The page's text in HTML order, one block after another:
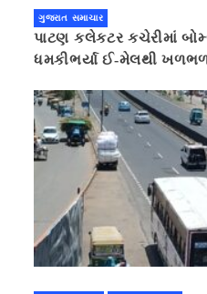
ગુજરાત સમાચાર
પાટણ કલેકટર કચેરીમાં
ધમકીભર્યા ઈ-મેલથી